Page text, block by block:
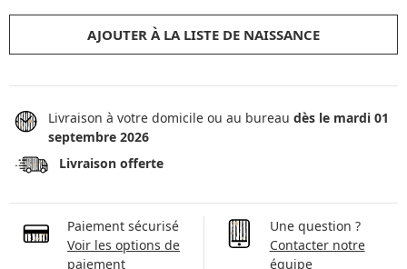
AJOUTER À LA LISTE DE NAISSANCE
Livraison à votre domicile ou au bureau dès le mardi 01
septembre 2026
Livraison offerte
Paiement sécurisé
Voir les options de
paiement
Une question ?
Contacter notre
équipe